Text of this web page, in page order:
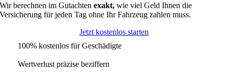
Wir berechnen im Gutachtenexakt, wie viel Geld Ihnen die
Versicherung für jeden Tag ohne Ihr Fahrzeug zahlen muss.
Jetzt kostenlos starten
100% kostenlos für Geschädigte
Wertverlust präzise beziffern